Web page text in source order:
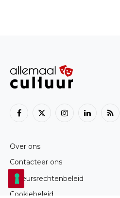
Facebook
X
InstagramLinkedInRSS
Over ons
Contacteer ons
Auteursrechtenbeleid
Cookiebeleid